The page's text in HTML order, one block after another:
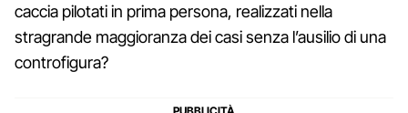
caccia pilotati in prima persona, realizzati nella
stragrande maggioranza dei casi senza l’ausilio di una
controfigura?